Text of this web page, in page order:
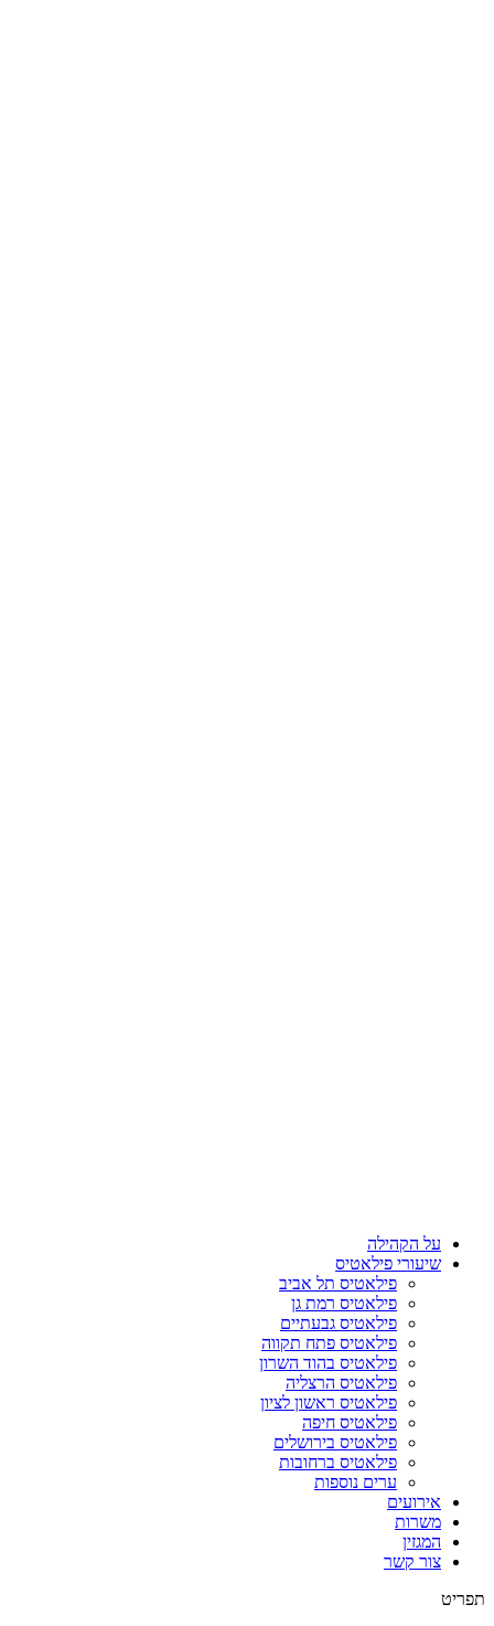
על הקהילה
שיעורי פילאטיס
פילאטיס תל אביב
פילאטיס רמת גן
פילאטיס גבעתיים
פילאטיס פתח תקווה
פילאטיס בהוד השרון
פילאטיס הרצליה
פילאטיס ראשון לציון
פילאטיס חיפה
פילאטיס בירושלים
פילאטיס ברחובות
ערים נוספות
אירועים
משרות
המגזין
צור קשר
תפריט